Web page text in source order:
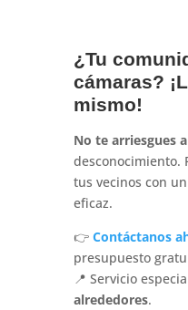
¿Tu
cámaras?
mismo!
No te arriesgues
desconocimiento.
tus vecinos con
eficaz.
👉 Contáctanos
presupuesto
📍 Servicio
alrededores.